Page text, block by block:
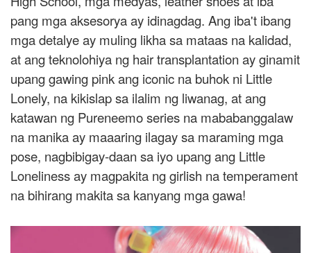
pang mga aksesorya ay idinagdag. Ang iba't ibang
mga detalye ay muling likha sa mataas na kalidad,
at ang teknolohiya ng hair transplantation ay ginamit
upang gawing pink ang iconic na buhok ni Little
Lonely, na kikislap sa ilalim ng liwanag, at ang
katawan ng Pureneemo series na mababanggalaw
na manika ay maaaring ilagay sa maraming mga
pose, nagbibigay-daan sa iyo upang ang Little
Loneliness ay magpakita ng girlish na temperament
na bihirang makita sa kanyang mga gawa!